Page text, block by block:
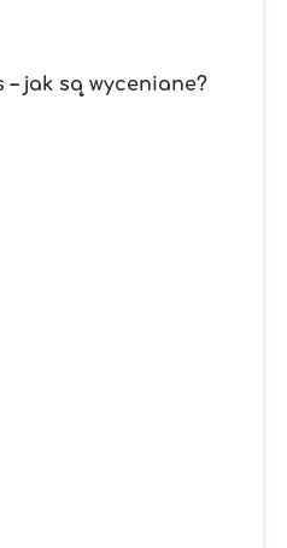
– jak są wyceniane?